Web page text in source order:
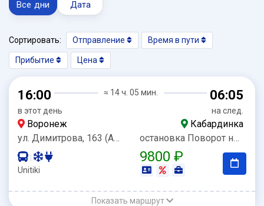
Все дни Дата
Сортировать: Отправление Время в пути
Прибытие Цена
16:00
в этот день
≈ 14 ч. 05 мин. 06:05
на след.
Воронеж
Кабардинка
ул. Димитрова, 163 (АЗС Роснефть)
остановка Поворот на Кабардинку
Unitiki
9800 ₽
Показать маршрут